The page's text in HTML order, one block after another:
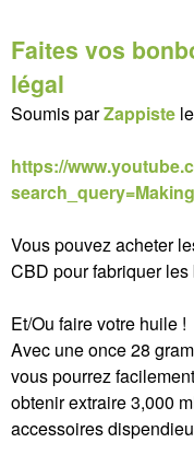
Faites vos
légal
Soumis parZappiste le
https://
Vous pouvez acheter
CBD pour fabriquer
Et/Ou faire votre huile !
Avec une once 28
vous pourrez facilement
obtenir extraire 3,000
accessoires